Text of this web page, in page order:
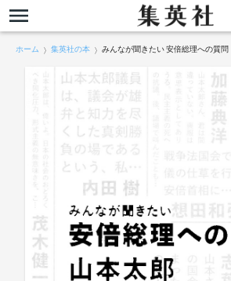
ホーム 集英社の本 みんなが聞きたい 安倍総理への質問